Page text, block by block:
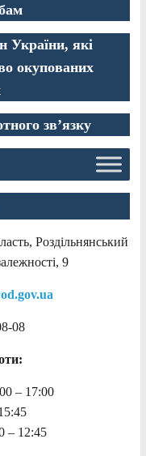
України, які
окупованих
зв’язку
Роздільнянський
9
08
– 17:00
– 12:45